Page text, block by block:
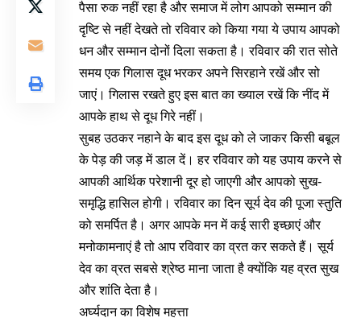
पैसा रुक नहीं रहा है और समाज में लोग आपको सम्मान की
दृष्टि से नहीं देखते तो रविवार को किया गया ये उपाय आपको
धन और सम्मान दोनों दिला सकता है। रविवार की रात सोते
समय एक गिलास दूध भरकर अपने सिरहाने रखें और सो
जाएं। गिलास रखते हुए इस बात का ख्याल रखें कि नींद में
आपके हाथ से दूध गिरे नहीं।
सुबह उठकर नहाने के बाद इस दूध को ले जाकर किसी बबूल
के पेड़ की जड़ में डाल दें। हर रविवार को यह उपाय करने से
आपकी आर्थिक परेशानी दूर हो जाएगी और आपको सुख-
समृद्धि हासिल होगी। रविवार का दिन सूर्य देव की पूजा स्तुति
को समर्पित है। अगर आपके मन में कई सारी इच्छाएं और
मनोकामनाएं है तो आप रविवार का व्रत कर सकते हैं। सूर्य
देव का व्रत सबसे श्रेष्ठ माना जाता है क्योंकि यह व्रत सुख
और शांति देता है।
अर्घ्यदान का विशेष महत्ता